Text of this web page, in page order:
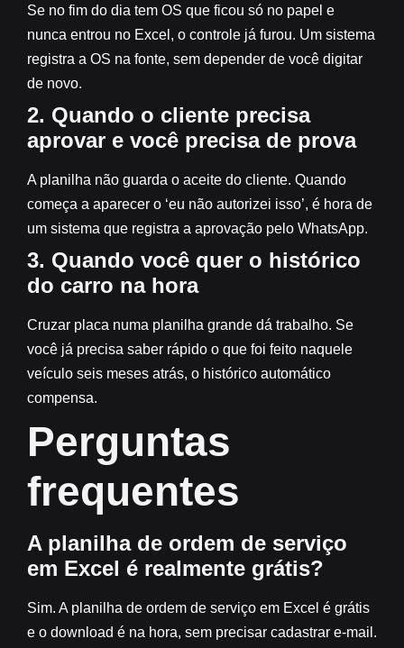
Se no fim do dia tem OS que ficou só no papel e
nunca entrou no Excel, o controle já furou. Um sistema
registra a OS na fonte, sem depender de você digitar
de novo.
2. Quando o cliente precisa
aprovar e você precisa de prova
A planilha não guarda o aceite do cliente. Quando
começa a aparecer o ‘eu não autorizei isso’, é hora de
um sistema que registra a aprovação pelo WhatsApp.
3. Quando você quer o histórico
do carro na hora
Cruzar placa numa planilha grande dá trabalho. Se
você já precisa saber rápido o que foi feito naquele
veículo seis meses atrás, o histórico automático
compensa.
Perguntas
frequentes
A planilha de ordem de serviço
em Excel é realmente grátis?
Sim. A planilha de ordem de serviço em Excel é grátis
e o download é na hora, sem precisar cadastrar e-mail.